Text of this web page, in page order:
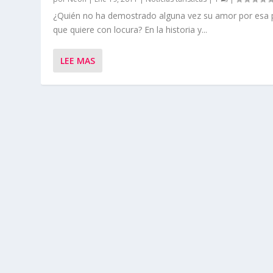
¿Quién no ha demostrado alguna vez su amor por esa
que quiere con locura? En la historia y...
LEE MAS